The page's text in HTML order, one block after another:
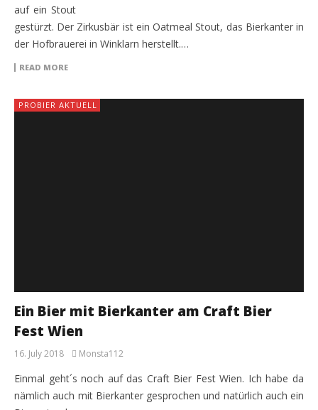
auf ein Stout
gestürzt. Der Zirkusbär ist ein Oatmeal Stout, das Bierkanter in
der Hofbrauerei in Winklarn herstellt.…
READ MORE
PROBIER AKTUELL
Ein Bier mit Bierkanter am Craft Bier
Fest Wien
16. July 2018 Monsta112
Einmal geht´s noch auf das Craft Bier Fest Wien. Ich habe da
nämlich auch mit Bierkanter gesprochen und natürlich auch ein